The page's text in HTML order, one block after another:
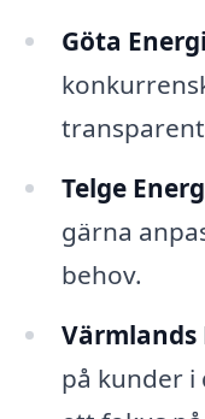
Göta
Telge
gärna
behov.
Värmlands
på kunder i